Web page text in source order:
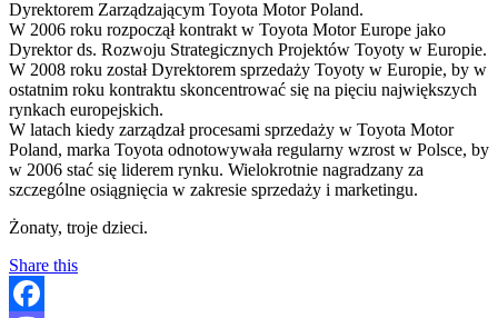
Dyrektorem Zarządzającym Toyota Motor Poland.
W 2006 roku rozpoczął kontrakt w Toyota Motor Europe jako
Dyrektor ds. Rozwoju Strategicznych Projektów Toyoty w Europie.
W 2008 roku został Dyrektorem sprzedaży Toyoty w Europie, by w
ostatnim roku kontraktu skoncentrować się na pięciu największych
rynkach europejskich.
W latach kiedy zarządzał procesami sprzedaży w Toyota Motor
Poland, marka Toyota odnotowywała regularny wzrost w Polsce, by
w 2006 stać się liderem rynku. Wielokrotnie nagradzany za
szczególne osiągnięcia w zakresie sprzedaży i marketingu.
Żonaty, troje dzieci.
Share this